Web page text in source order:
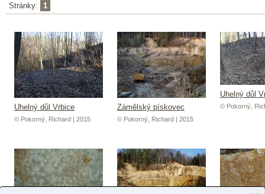
Stránky: 1
Uhelný důl Vrbice
© Pokorný, Richard | 2015
Zámělský pískovec
© Pokorný, Richard | 2015
Uhelný důl
© Pokorný,